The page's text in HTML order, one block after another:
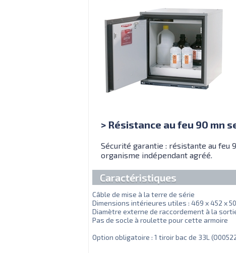
> Résistance au feu 90 mn
Sécurité garantie : résistante au feu
organisme indépendant agréé.
Caractéristiques
Câble de mise à la terre de série
Dimensions intérieures utiles : 469 x 452 x
Diamètre externe de raccordement à la
Pas de socle à roulette pour cette armoire
Option obligatoire : 1 tiroir bac de 33L